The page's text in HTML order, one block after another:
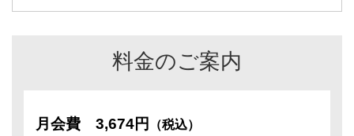
料金のご案内
月会費 3,674円 （税込）